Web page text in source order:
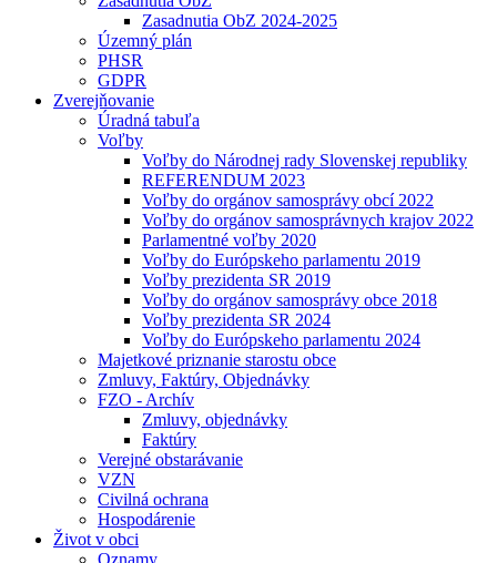
Zasadnutia ObZ 2024-2025
Územný plán
PHSR
GDPR
Zverejňovanie
Úradná tabuľa
Voľby
Voľby do Národnej rady Slovenskej republiky
REFERENDUM 2023
Voľby do orgánov samosprávy obcí 2022
Voľby do orgánov samosprávnych krajov 2022
Parlamentné voľby 2020
Voľby do Európskeho parlamentu 2019
Voľby prezidenta SR 2019
Voľby do orgánov samosprávy obce 2018
Voľby prezidenta SR 2024
Voľby do Európskeho parlamentu 2024
Majetkové priznanie starostu obce
Zmluvy, Faktúry, Objednávky
FZO - Archív
Zmluvy, objednávky
Faktúry
Verejné obstarávanie
VZN
Civilná ochrana
Hospodárenie
Život v obci
Oznamy